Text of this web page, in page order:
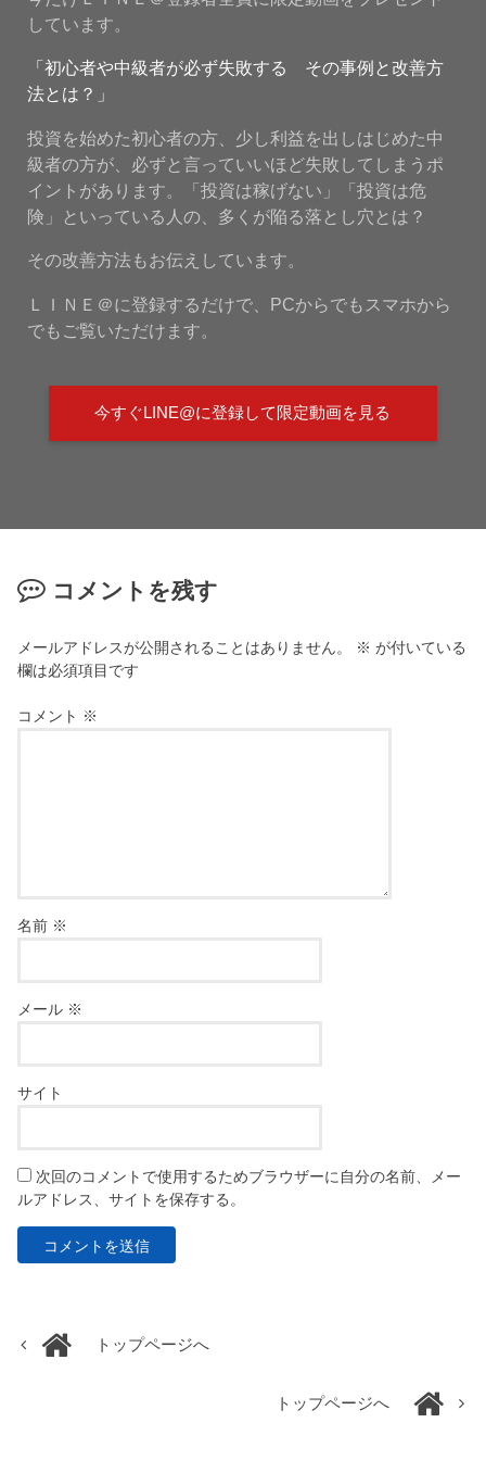
しています。
「初心者や中級者が必ず失敗する その事例と改善方
法とは？」
投資を始めた初心者の方、少し利益を出しはじめた中
級者の方が、必ずと言っていいほど失敗してしまうポ
イントがあります。「投資は稼げない」「投資は危
険」といっている人の、多くが陥る落とし穴とは？
その改善方法もお伝えしています。
ＬＩＮＥ＠に登録するだけで、PCからでもスマホから
でもご覧いただけます。
今すぐLINE@に登録して限定動画を見る
コメントを残す
メールアドレスが公開されることはありません。 ※ が付いている
欄は必須項目です
コメント ※
名前 ※
メール ※
サイト
次回のコメントで使用するためブラウザーに自分の名前、メー
ルアドレス、サイトを保存する。
トップページへ
トップページへ